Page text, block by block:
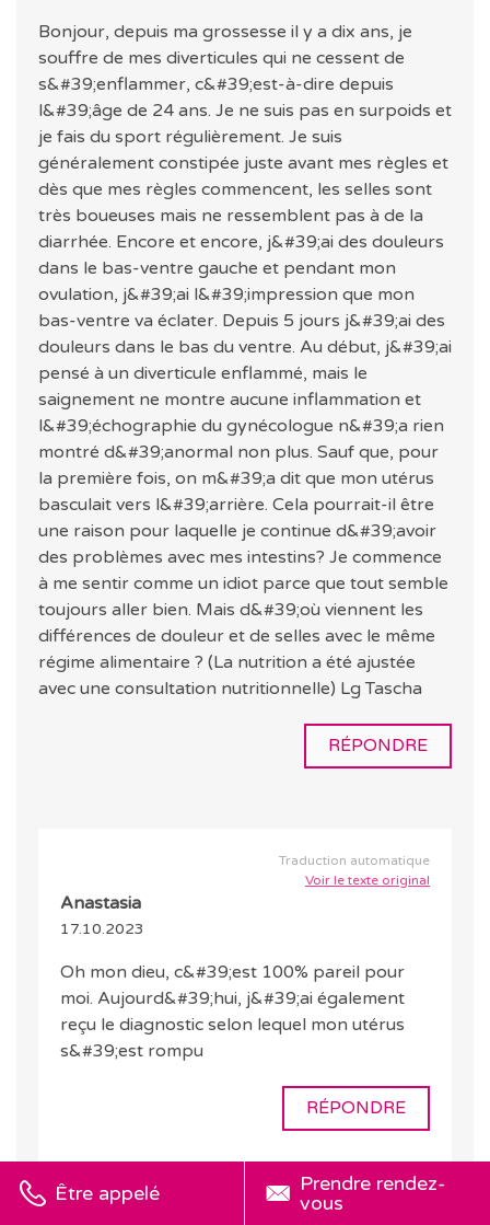
Bonjour, depuis ma grossesse il y a dix ans, je
souffre de mes diverticules qui ne cessent de
s&#39;enflammer, c&#39;est-à-dire depuis
l&#39;âge de 24 ans. Je ne suis pas en surpoids et
je fais du sport régulièrement. Je suis
généralement constipée juste avant mes règles et
dès que mes règles commencent, les selles sont
très boueuses mais ne ressemblent pas à de la
diarrhée. Encore et encore, j&#39;ai des douleurs
dans le bas-ventre gauche et pendant mon
ovulation, j&#39;ai l&#39;impression que mon
bas-ventre va éclater. Depuis 5 jours j&#39;ai des
douleurs dans le bas du ventre. Au début, j&#39;ai
pensé à un diverticule enflammé, mais le
saignement ne montre aucune inflammation et
l&#39;échographie du gynécologue n&#39;a rien
montré d&#39;anormal non plus. Sauf que, pour
la première fois, on m&#39;a dit que mon utérus
basculait vers l&#39;arrière. Cela pourrait-il être
une raison pour laquelle je continue d&#39;avoir
des problèmes avec mes intestins? Je commence
à me sentir comme un idiot parce que tout semble
toujours aller bien. Mais d&#39;où viennent les
différences de douleur et de selles avec le même
régime alimentaire ? (La nutrition a été ajustée
avec une consultation nutritionnelle) Lg Tascha
RÉPONDRE
Traduction automatique
Voir le texte original
Anastasia
17.10.2023
Oh mon dieu, c&#39;est 100% pareil pour
moi. Aujourd&#39;hui, j&#39;ai également
reçu le diagnostic selon lequel mon utérus
s&#39;est rompu
RÉPONDRE
Être appelé
Prendre rendez-
vous